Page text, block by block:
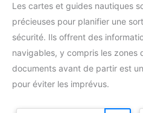
Les cartes et guides nautiques
précieuses pour planifier une
sécurité. Ils offrent des
navigables, y compris les zones
documents avant de partir est
pour éviter les imprévus.